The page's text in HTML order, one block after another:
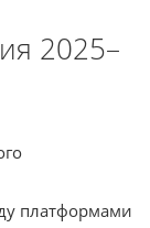
2025–
платформами